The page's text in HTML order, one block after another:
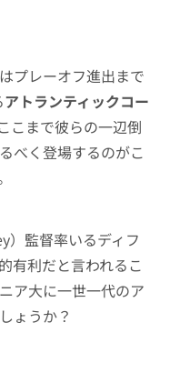
プレーオフ進出まで
アトランティックコー
こまで彼らの一辺倒
べく登場するのがこ
）監督率いるディフ
有利だと言われるこ
ア大に一世一代のア
ょうか？